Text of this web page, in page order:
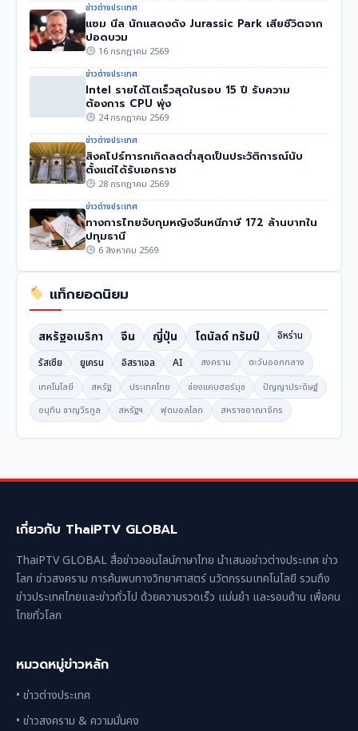
ข่าวต่างประเทศ
แซม นีล นักแสดงดัง Jurassic Park เสียชีวิตจาก
ปอดบวม
16 กรกฎาคม 2569
ข่าวต่างประเทศ
Intel รายได้โตเร็วสุดในรอบ 15 ปี รับความ
ต้องการ CPU พุ่ง
24 กรกฎาคม 2569
ข่าวต่างประเทศ
สิงคโปร์ทารกเกิดลดต่ำสุดเป็นประวัติการณ์นับ
ตั้งแต่ได้รับเอกราช
28 กรกฎาคม 2569
ข่าวต่างประเทศ
ทางการไทยจับกุมหญิงจีนหนีภาษี 172 ล้านบาทใน
ปทุมธานี
6 สิงหาคม 2569
แท็กยอดนิยม
สหรัฐอเมริกา จีน ญี่ปุ่น โดนัลด์ ทรัมป์
อิหร่าน
รัสเซีย
ยูเครน อิสราเอล AI สงคราม
ตะวันออกกลาง
เทคโนโลยี
สหรัฐ ประเทศไทย ช่องแคบฮอร์มุซ
ปัญญาประดิษฐ์
อนุทิน ชาญวีรกูล
สหรัฐฯ ฟุตบอลโลก สหราชอาณาจักร
เกี่ยวกับ ThaiPTV GLOBAL
ThaiPTV GLOBAL สื่อข่าวออนไลน์ภาษาไทย นำเสนอข่าวต่างประเทศ ข่าว
โลก ข่าวสงคราม การค้นพบทางวิทยาศาสตร์ นวัตกรรมเทคโนโลยี รวมถึง
ข่าวประเทศไทยและข่าวทั่วไป ด้วยความรวดเร็ว แม่นยำ และรอบด้าน เพื่อคน
ไทยทั่วโลก
หมวดหมู่ข่าวหลัก
• ข่าวต่างประเทศ
• ข่าวสงคราม & ความมั่นคง